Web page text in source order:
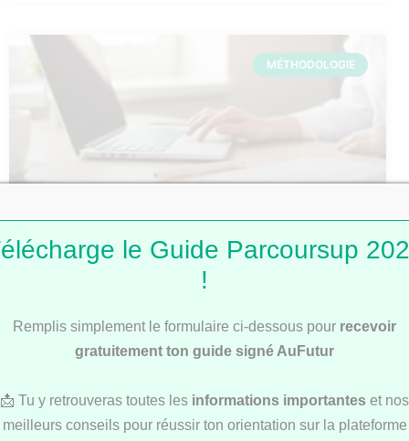
MÉTHODOLOGIE
Comment faire une fiche de révision ?
MÉTHODOLOGIE
le Guide Parcoursup
!
Remplis simplement le formulaire ci-dessous pour recevoir
gratuitement ton guide signé AuFutur
📩 Tu y retrouveras toutes les informations importantes et nos
meilleurs conseils pour réussir ton orientation sur la plateforme